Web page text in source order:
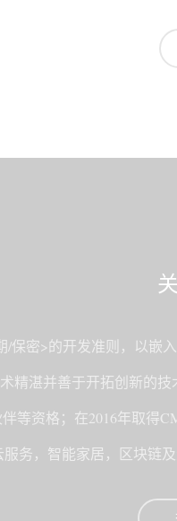
保密>的开发准则，以嵌
精湛并善于开拓创新的
等资格；在2016年取得
务，智能家居，区块链